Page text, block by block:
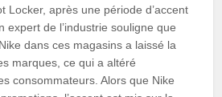
Locker, après une période d’accent
expert de l’industrie souligne que
dans ces magasins a laissé la
marques, ce qui a altéré
consommateurs. Alors que Nike